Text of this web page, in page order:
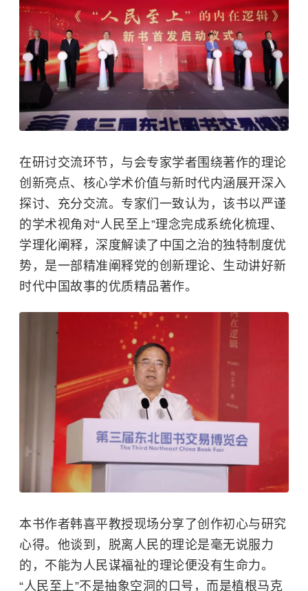
在研讨交流环节，与会专家学者围绕著作的理论
创新亮点、核心学术价值与新时代内涵展开深入
探讨、充分交流。专家们一致认为，该书以严谨
的学术视角对“人民至上”理念完成系统化梳理、
学理化阐释，深度解读了 中国之治 的独特制度优
势，是一部精准阐释党的创新理论、生动讲好新
时代中国故事的优质精品著作。
本书作者韩喜平教授现场分享了创作初心与研究
心得。他谈到，脱离人民的理论是毫无说服力
的，不能为人民谋福祉的理论便没有生命力。
“人民至上”不是抽象空洞的口号，而是植根马克